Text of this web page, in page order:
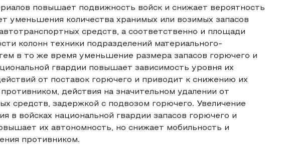
повышает подвижность войск и снижает вероятность
уменьшения количества хранимых или возимых запасов
средств, а соответственно и площади
колонн техники подразделений материального-
в то же время уменьшение размера запасов горючего и
гвардии повышает зависимость уровня их
от поставок горючего и приводит к снижению их
действия на значительном удалении от
средств, задержкой с подвозом горючего. Увеличение
в войсках национальной гвардии запасов горючего и
их автономность, но снижает мобильность и
противником.